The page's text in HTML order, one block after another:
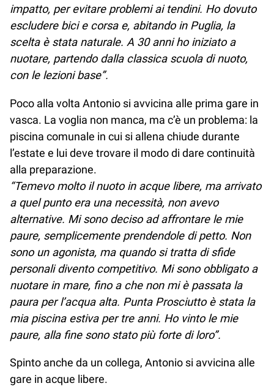
impatto, per evitare problemi ai tendini. Ho dovuto
escludere bici e corsa e, abitando in Puglia, la
scelta è stata naturale. A 30 anni ho iniziato a
nuotare, partendo dalla classica scuola di nuoto,
con le lezioni base”.
Poco alla volta Antonio si avvicina alle prima gare in
vasca. La voglia non manca, ma c’è un problema: la
piscina comunale in cui si allena chiude durante
l’estate e lui deve trovare il modo di dare continuità
alla preparazione.
“Temevo molto il nuoto in acque libere, ma arrivato
a quel punto era una necessità, non avevo
alternative. Mi sono deciso ad affrontare le mie
paure, semplicemente prendendole di petto. Non
sono un agonista, ma quando si tratta di sfide
personali divento competitivo. Mi sono obbligato a
nuotare in mare, fino a che non mi è passata la
paura per l’acqua alta. Punta Prosciutto è stata la
mia piscina estiva per tre anni. Ho vinto le mie
paure, alla fine sono stato più forte di loro”.
Spinto anche da un collega, Antonio si avvicina alle
gare in acque libere.